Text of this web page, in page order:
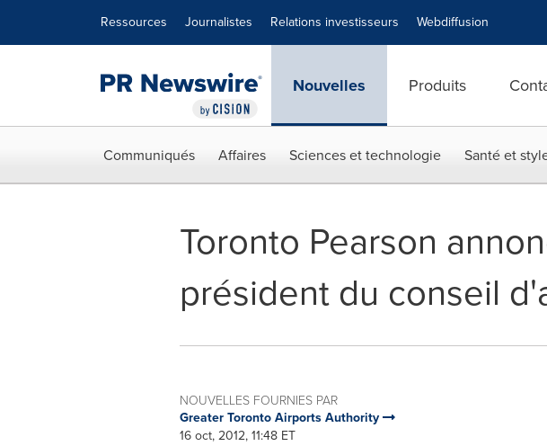
Ressources Journalistes Relations investisseurs Webdiffusion
Nouvelles Produits
Communiqués Affaires Sciences et technologie Santé et
Toronto Pearson
président du conseil
NOUVELLES FOURNIES PAR
Greater Toronto Airports Authority
16 oct, 2012, 11:48 ET